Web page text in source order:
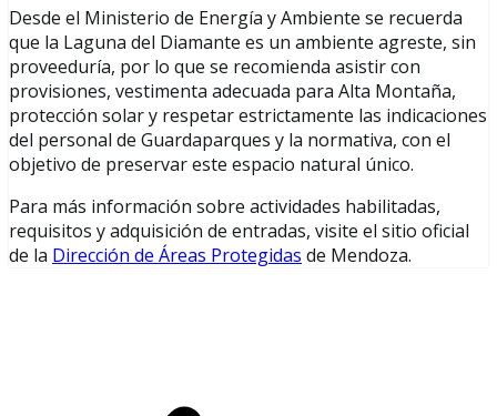
Desde el Ministerio de Energía y Ambiente se recuerda
que la Laguna del Diamante es un ambiente agreste, sin
proveeduría, por lo que se recomienda asistir con
provisiones, vestimenta adecuada para Alta Montaña,
protección solar y respetar estrictamente las indicaciones
del personal de Guardaparques y la normativa, con el
objetivo de preservar este espacio natural único.
Para más información sobre actividades habilitadas,
requisitos y adquisición de entradas, visite el sitio oficial
de la Dirección de Áreas Protegidas de Mendoza.